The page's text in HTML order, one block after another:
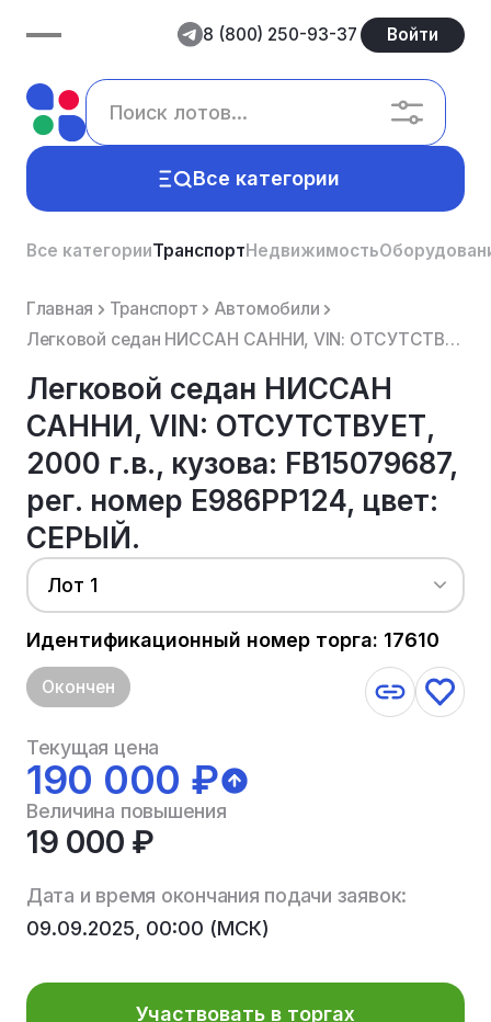
8 (800) 250-93-37 Войти
Все категории
Все категорииТранспортНедвижимость
Главная Транспорт
Автомобили
Легковой седан НИССАН САННИ, VIN: ОТСУТСТВУЕТ, 2000 г.в., кузова: FB15079687, рег. номер Е986РР124, ...
Легковой седан НИССАН
САННИ, VIN: ОТСУТСТВУЕТ,
2000 г.в., кузова: FB15079687,
рег. номер Е986РР124, цвет:
СЕРЫЙ.
Лот 1
Идентификационный номер торга: 17610
Окончен
Текущая цена
190 000 ₽
Величина повышения
19 000 ₽
Дата и время окончания подачи заявок:
09.09.2025, 00:00 (МСК)
Участвовать в торгах